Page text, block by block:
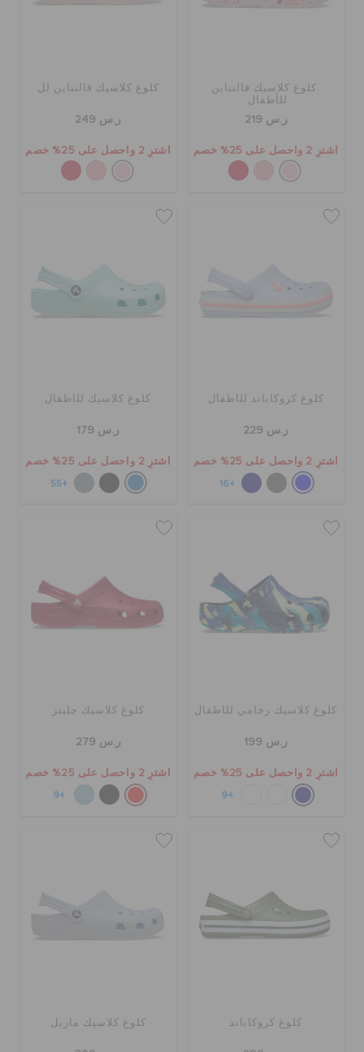
كلوغ كلاسيك فالنتاين
للأطفال
ر.س 219
اشترِ 2 واحصل على 25% خصم
كلوغ كلاسيك فالنتاين لل
ر.س 249
اشترِ 2 واحصل على 25% خصم
كلوغ كروكاباند للأطفال
ر.س 229
اشترِ 2 واحصل على 25% خصم
+16
كلوغ كلاسيك للأطفال
ر.س 179
اشترِ 2 واحصل على 25% خصم
+55
كلوغ كلاسيك رخامي للأطفال
ر.س 199
اشترِ 2 واحصل على 25% خصم
+9
كلوغ كلاسيك جليتر
ر.س 279
اشترِ 2 واحصل على 25% خصم
+9
كلوغ كروكاباند كلوغ كلاسيك ماربل